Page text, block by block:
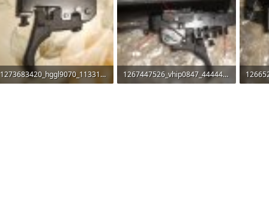
1273683420_hggl9070_11331023.jpg
1267447526_vhip0847_444444.jpg